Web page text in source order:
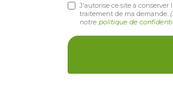
J'autorise ce site à
traitement de ma demande.
notrepolitique de